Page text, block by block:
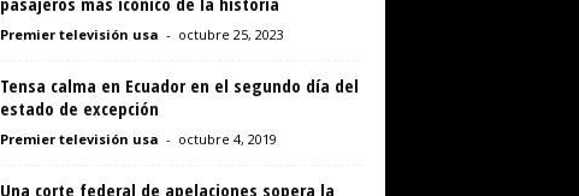
Premier televisión usa - octubre 25, 2023
Tensa calma en Ecuador en el segundo día del
estado de excepción
Premier televisión usa - octubre 4, 2019
Una corte federal de apelaciones sopera la